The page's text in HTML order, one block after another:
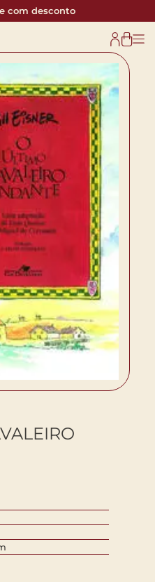
com desconto